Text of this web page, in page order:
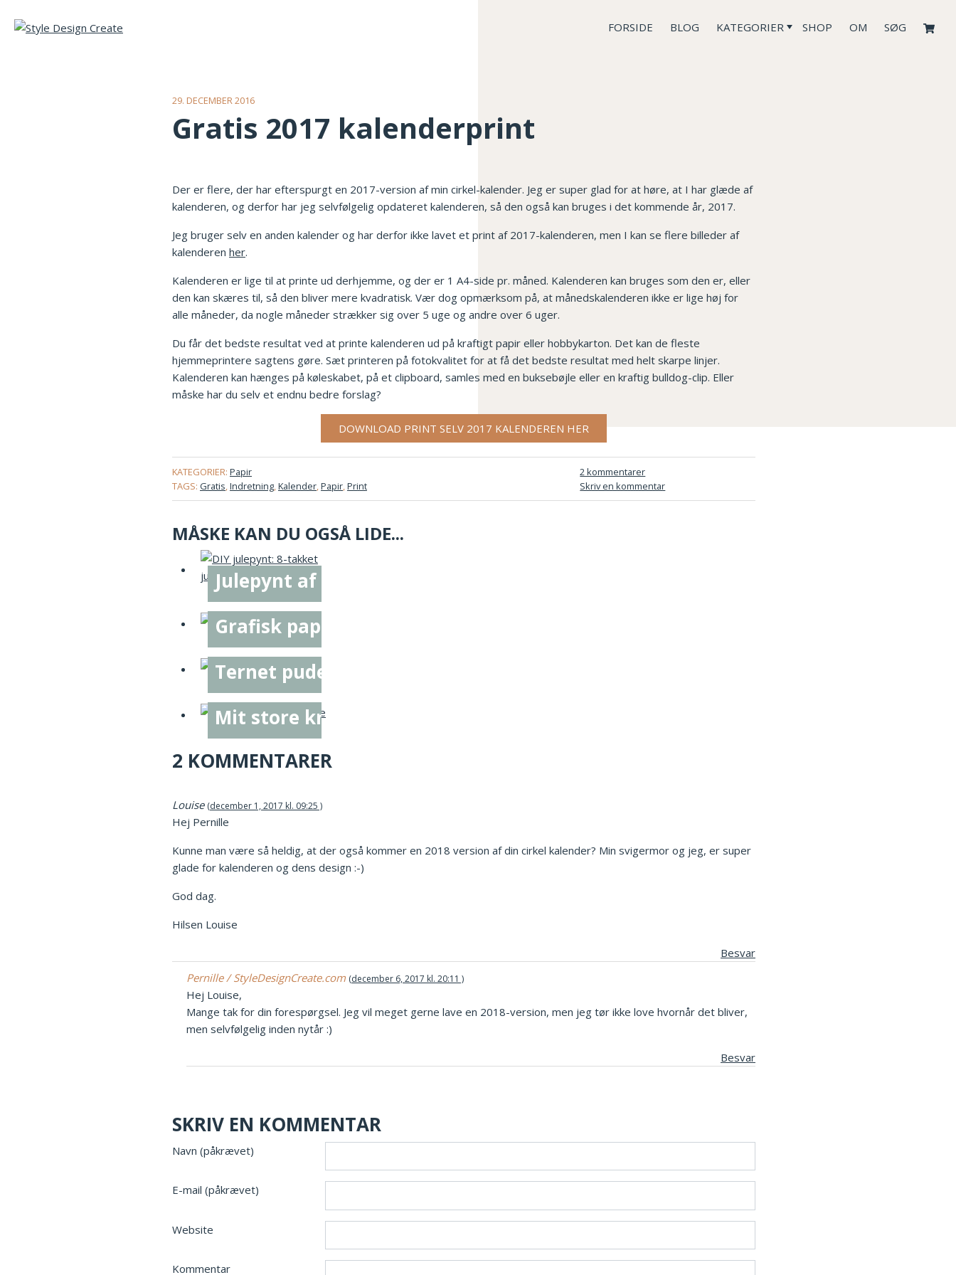
FORSIDE BLOG KATEGORIER SHOP OM SØG
29. DECEMBER 2016
Gratis 2017 kalenderprint
Der er flere, der har efterspurgt en 2017-version af min cirkel-kalender. Jeg er super glad for at høre, at I har glæde af
kalenderen, og derfor har jeg selvfølgelig opdateret kalenderen, så den også kan bruges i det kommende år, 2017.
Jeg bruger selv en anden kalender og har derfor ikke lavet et print af 2017-kalenderen, men I kan se flere billeder af
kalenderen her.
Kalenderen er lige til at printe ud derhjemme, og der er 1 A4-side pr. måned. Kalenderen kan bruges som den er, eller
den kan skæres til, så den bliver mere kvadratisk. Vær dog opmærksom på, at månedskalenderen ikke er lige høj for
alle måneder, da nogle måneder strækker sig over 5 uge og andre over 6 uger.
Du får det bedste resultat ved at printe kalenderen ud på kraftigt papir eller hobbykarton. Det kan de fleste
hjemmeprintere sagtens gøre. Sæt printeren på fotokvalitet for at få det bedste resultat med helt skarpe linjer.
Kalenderen kan hænges på køleskabet, på et clipboard, samles med en buksebøjle eller en kraftig bulldog-clip. Eller
måske har du selv et endnu bedre forslag?
DOWNLOAD PRINT SELV 2017 KALENDEREN HER
KATEGORIER: Papir
TAGS: Gratis,Indretning,Kalender,Papir,Print
2 kommentarer
Skriv en kommentar
MÅSKE KAN DU OGSÅ LIDE...
Julepynt af stjernestrimler
Grafisk papirklip
Ternet pude i strik
Mit store krea-værelse
2 KOMMENTARER
Louise december 1, 2017 kl. 09:25
Hej Pernille
Kunne man være så heldig, at der også kommer en 2018 version af din cirkel kalender? Min svigermor og jeg, er super
glade for kalenderen og dens design :-)
God dag.
Hilsen Louise
Besvar
Pernille / StyleDesignCreate.com december 6, 2017 kl. 20:11
Hej Louise,
Mange tak for din forespørgsel. Jeg vil meget gerne lave en 2018-version, men jeg tør ikke love hvornår det bliver,
men selvfølgelig inden nytår :)
Besvar
SKRIV EN KOMMENTAR
Navn (påkrævet)
E-mail (påkrævet)
Website
Kommentar